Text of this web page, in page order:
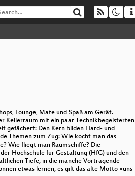
Lounge, Mate und Spaß am Gerät.
Kellerraum mit ein paar Technikbegeisterten
gefächert: Den Kern bilden Hard- und
Themen zum Zug: Wie kocht man das
Wie fliegt man Raumschiffe? Die
Hochschule für Gestaltung (HfG) und den
Tiefe, in die manche Vortragende
etwas lernen, es gilt das alte Motto »uns